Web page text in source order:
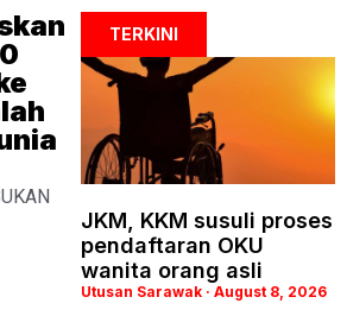
TERKINI
JKM, KKM susuli proses
pendaftaran OKU
wanita orang asli
Utusan Sarawak August 8, 2026